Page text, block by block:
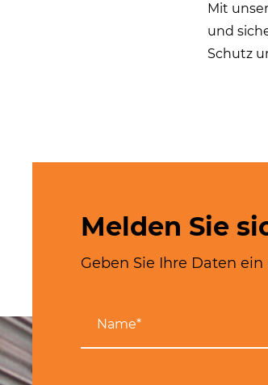
Mit
und
Schutz
Melden Sie
Geben Sie Ihre Daten